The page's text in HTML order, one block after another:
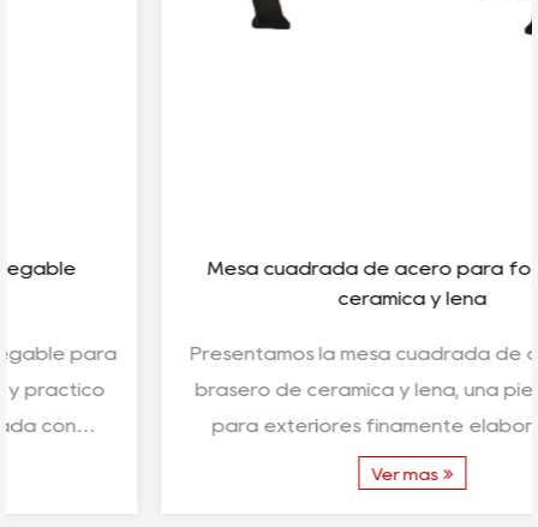
Mesa cuadrada de acero para fogatas de
cerámica y leña
Presentamos la mesa cuadrada de acero para
brasero de cerámica y leña, una pieza central
para exteriores finamente elaborada que
combina a la perfecc...